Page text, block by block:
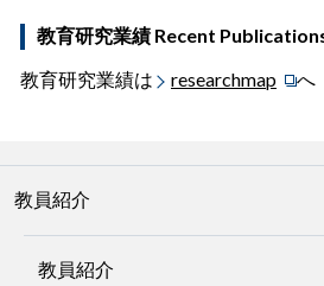
教育研究業績 Recent
教育研究業績は
researchmap へ
教員紹介
教員紹介